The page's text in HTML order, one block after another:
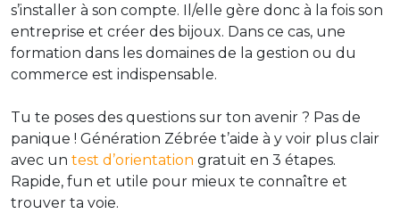
s’installer à son compte. Il/elle gère donc à la fois son
entreprise et créer des bijoux. Dans ce cas, une
formation dans les domaines de la gestion ou du
commerce est indispensable.
Tu te poses des questions sur ton avenir ? Pas de
panique ! Génération Zébrée t’aide à y voir plus clair
avec un test d’orientation gratuit en 3 étapes.
Rapide, fun et utile pour mieux te connaître et
trouver ta voie.